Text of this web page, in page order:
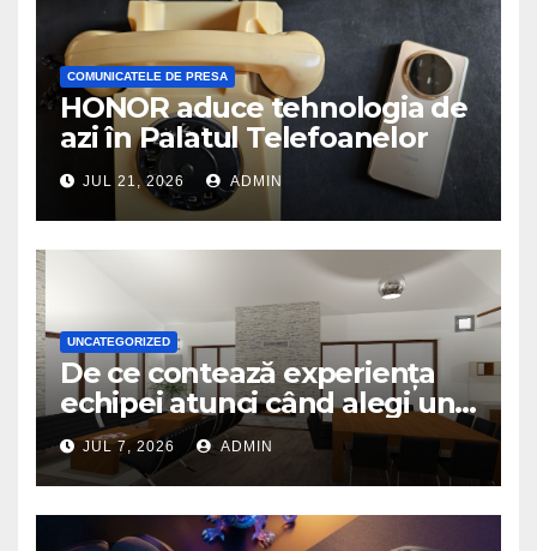
COMUNICATELE DE PRESA
HONOR aduce tehnologia de
azi în Palatul Telefoanelor
JUL 21, 2026 ADMIN
UNCATEGORIZED
De ce contează experiența
echipei atunci când alegi un
birou de arhitectură
JUL 7, 2026 ADMIN